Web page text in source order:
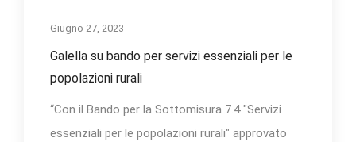
Giugno 27, 2023
Galella su bando per servizi essenziali per le
popolazioni rurali
“Con il Bando per la Sottomisura 7.4 "Servizi
essenziali per le popolazioni rurali" approvato